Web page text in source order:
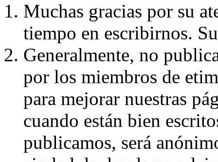
Muchas gracias por su
tiempo en escribirnos.
Generalmente, no
por los miembros de
para mejorar nuestras
cuando están bien
publicamos, será